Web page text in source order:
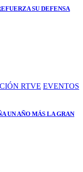
SU DEFENSA
RTVE EVENTOS
UN AÑO MÁS LA GRAN